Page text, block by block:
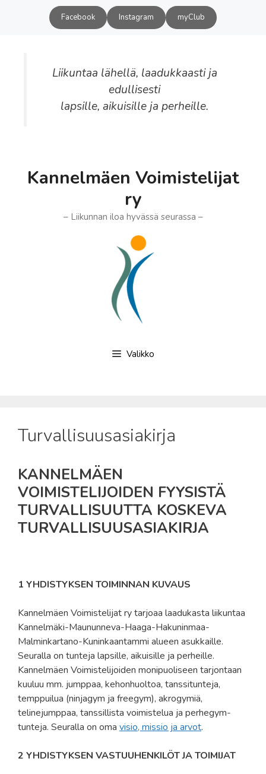
Facebook Instagram myClub
Liikuntaa lähellä, laadukkaasti ja
edullisesti
lapsille, aikuisille ja perheille.
Kannelmäen Voimistelijat
ry
– Liikunnan iloa hyvässä seurassa –
Valikko
Turvallisuusasiakirja
KANNELMÄEN
VOIMISTELIJOIDEN FYYSISTÄ
TURVALLISUUTTA KOSKEVA
TURVALLISUUSASIAKIRJA
1 YHDISTYKSEN TOIMINNAN KUVAUS
Kannelmäen Voimistelijat ry tarjoaa laadukasta liikuntaa
Kannelmäki-Maununneva-Haaga-Hakuninmaa-
Malminkartano-Kuninkaantammi alueen asukkaille.
Seuralla on tunteja lapsille, aikuisille ja perheille.
Kannelmäen Voimistelijoiden monipuoliseen tarjontaan
kuuluu mm. jumppaa, kehonhuoltoa, tanssitunteja,
temppuilua (ninjagym ja freegym), akrogymiä,
telinejumppaa, tanssillista voimistelua ja perhegym-
tunteja. Seuralla on oma visio, missio ja arvot.
2 YHDISTYKSEN VASTUUHENKILÖT JA TOIMIJAT